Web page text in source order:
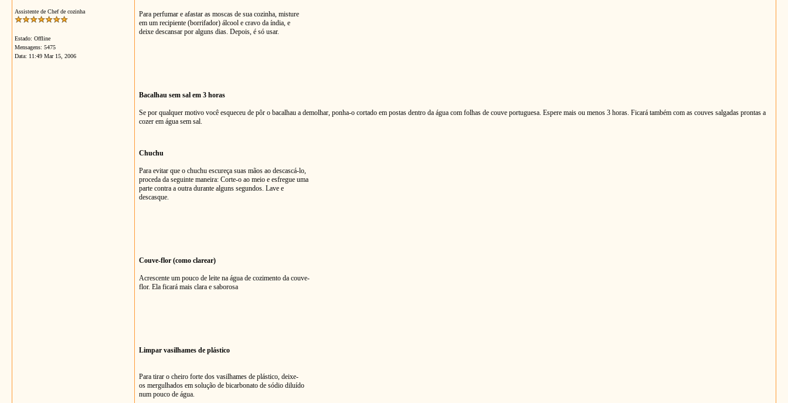
Assistente de Chef de cozinha
Estado: Offline
Mensagens: 5475
Data: 11:49 Mar 15, 2006
Para perfumar e afastar as moscas de sua cozinha, misture
em um recipiente (borrifador) álcool e cravo da índia, e
deixe descansar por alguns dias. Depois, é só usar.
Bacalhau sem sal em 3 horas
Se por qualquer motivo você esqueceu de pôr o bacalhau a demolhar, ponha-o cortado em postas dentro da água com folhas de couve portuguesa. Espere mais ou menos 3 horas. Ficará também com as couves salgadas prontas a
cozer em água sem sal.
Chuchu
Para evitar que o chuchu escureça suas mãos ao descascá-lo,
proceda da seguinte maneira: Corte-o ao meio e esfregue uma
parte contra a outra durante alguns segundos. Lave e
descasque.
Couve-flor (como clarear)
Acrescente um pouco de leite na água de cozimento da couve-
flor. Ela ficará mais clara e saborosa
Limpar vasilhames de plástico
Para tirar o cheiro forte dos vasilhames de plástico, deixe-
os mergulhados em solução de bicarbonato de sódio diluído
num pouco de água.